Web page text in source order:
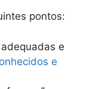
pontos:
e
e